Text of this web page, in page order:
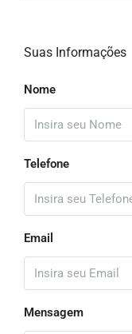
Suas Informações
Nome
Telefone
Email
Mensagem